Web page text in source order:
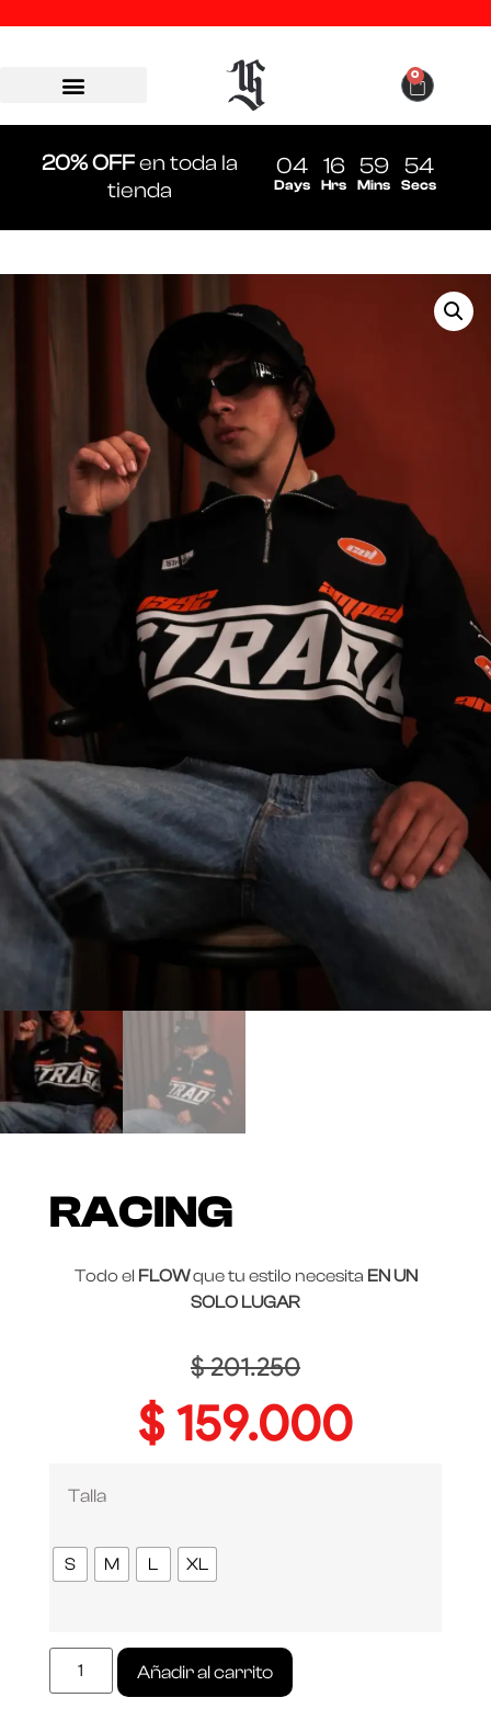
0
20% OFFen toda la
tienda
04
Days
16
Hrs
59
Mins
54
Secs
RACING
Todo el FLOWque tu estilo necesita EN UN
SOLO LUGAR
$201.250
$ 159.000
Talla
S M L XL
Añadir al carrito